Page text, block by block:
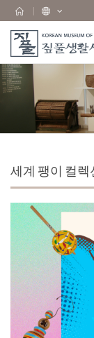
세계 팽이 컬렉